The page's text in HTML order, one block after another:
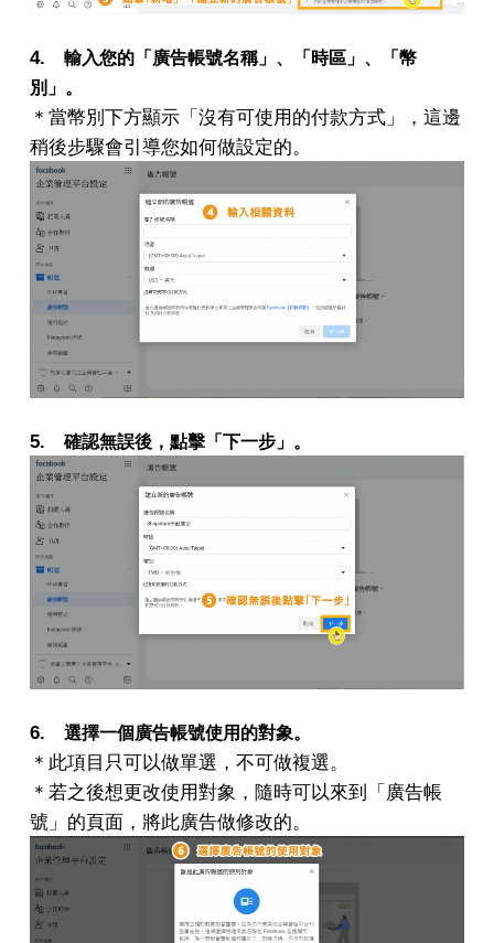
4. 輸入您的「廣告帳號名稱」、「時區」、「幣
別」。
＊當幣別下方顯示「沒有可使用的付款方式」，這邊
稍後步驟會引導您如何做設定的。
5. 確認無誤後，點擊「下一步」。
6. 選擇一個廣告帳號使用的對象。
＊此項目只可以做單選，不可做複選。
＊若之後想更改使用對象，隨時可以來到「廣告帳
號」的頁面，將此廣告做修改的。